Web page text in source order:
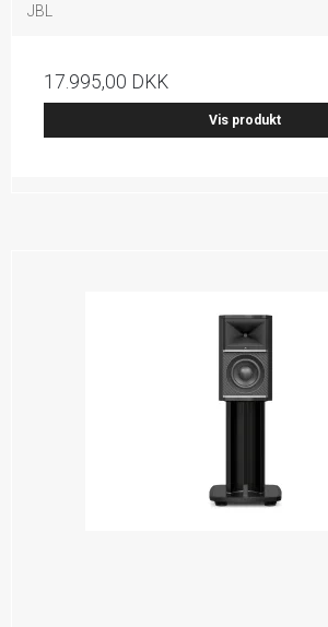
JBL
17.995,00 DKK
Vis produkt